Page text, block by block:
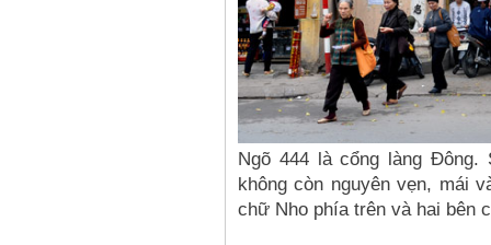
Ngõ 444 là cổng làng Đông.
không còn nguyên vẹn, mái
chữ Nho phía trên và hai bên